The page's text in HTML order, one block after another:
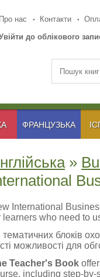
Про нас Контакти
до облікового
ФРАНЦУЗЬКА
»
International
learners who need to
тематичних блоків
можливості для
Teacher's Book
including step-